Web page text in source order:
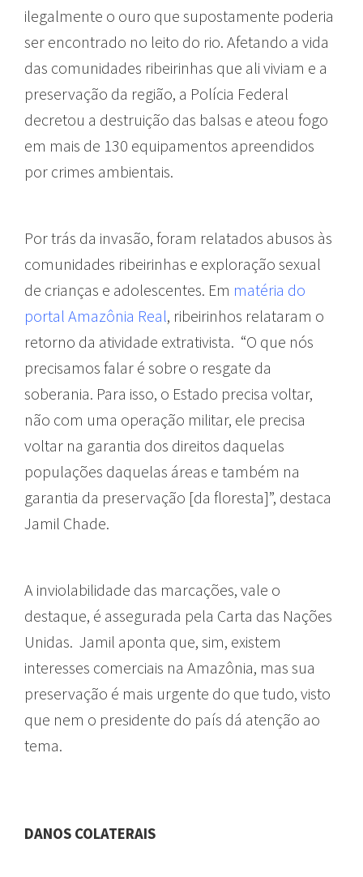
ilegalmente o ouro que supostamente poderia
ser encontrado no leito do rio. Afetando a vida
das comunidades ribeirinhas que ali viviam e a
preservação da região, a Polícia Federal
decretou a destruição das balsas e ateou fogo
em mais de 130 equipamentos apreendidos
por crimes ambientais.
Por trás da invasão, foram relatados abusos às
comunidades ribeirinhas e exploração sexual
de crianças e adolescentes. Em matéria do
portal Amazônia Real, ribeirinhos relataram o
retorno da atividade extrativista. “O que nós
precisamos falar é sobre o resgate da
soberania. Para isso, o Estado precisa voltar,
não com uma operação militar, ele precisa
voltar na garantia dos direitos daquelas
populações daquelas áreas e também na
garantia da preservação [da floresta]”, destaca
Jamil Chade.
A inviolabilidade das marcações, vale o
destaque, é assegurada pela Carta das Nações
Unidas. Jamil aponta que, sim, existem
interesses comerciais na Amazônia, mas sua
preservação é mais urgente do que tudo, visto
que nem o presidente do país dá atenção ao
tema.
DANOS COLATERAIS